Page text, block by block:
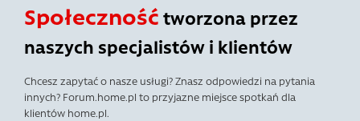
Społeczność tworzona przez
naszych specjalistów i klientów
Chcesz zapytać o nasze usługi? Znasz odpowiedzi na pytania
innych? Forum.home.pl to przyjazne miejsce spotkań dla
klientów home.pl.